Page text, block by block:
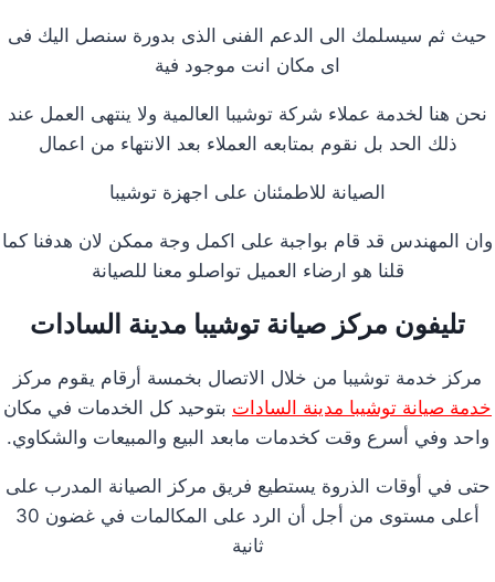
حيث ثم سيسلمك الى الدعم الفنى الذى بدورة سنصل اليك فى
اى مكان انت موجود فية
نحن هنا لخدمة عملاء شركة توشيبا العالمية ولا ينتهى العمل عند
ذلك الحد بل نقوم بمتابعه العملاء بعد الانتهاء من اعمال
الصيانة للاطمئنان على اجهزة توشيبا
وان المهندس قد قام بواجبة على اكمل وجة ممكن لان هدفنا كما
قلنا هو ارضاء العميل تواصلو معنا للصيانة
تليفون مركز صيانة توشيبا مدينة السادات
مركز خدمة توشيبا من خلال الاتصال بخمسة أرقام يقوم مركز
خدمة صيانة توشيبا مدينة السادات بتوحيد كل الخدمات في مكان
واحد وفي أسرع وقت كخدمات مابعد البيع والمبيعات والشكاوي.
حتى في أوقات الذروة يستطيع فريق مركز الصيانة المدرب على
أعلى مستوى من أجل أن الرد على المكالمات في غضون 30
ثانية